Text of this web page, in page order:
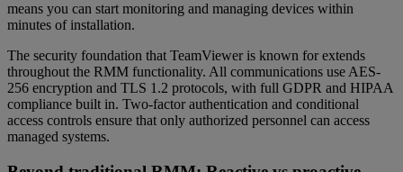
means you can start monitoring and managing devices within
minutes of installation.
The security foundation that TeamViewer is known for extends
throughout the RMM functionality. All communications use AES-
256 encryption and TLS 1.2 protocols, with full GDPR and HIPAA
compliance built in. Two-factor authentication and conditional
access controls ensure that only authorized personnel can access
managed systems.